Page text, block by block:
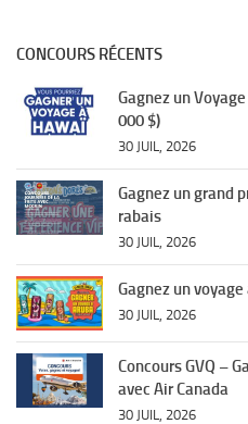
CONCOURS RÉCENTS
Gagnez un
000 $)
30 JUIL, 2026
Gagnez un grand
rabais
30 JUIL, 2026
Gagnez un
30 JUIL, 2026
Concours GVQ –
avec Air Canada
30 JUIL, 2026